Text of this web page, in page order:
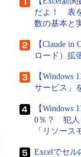
だよ！ 表
数の基本と
【Claude in
ロード）拡
【Windows
サービス」
【Windows
0％？ 犯人
「リソース
Excelでセ